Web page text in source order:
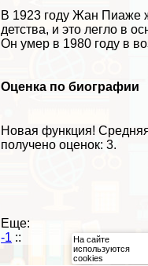
В 1923 году Жан Пиаже
детства, и это легло в
Он умер в 1980 году в
Оценка по биографии
Новая функция!
получено оценок: 3.
Еще:
-1 ::
На сайте
используются
cookies